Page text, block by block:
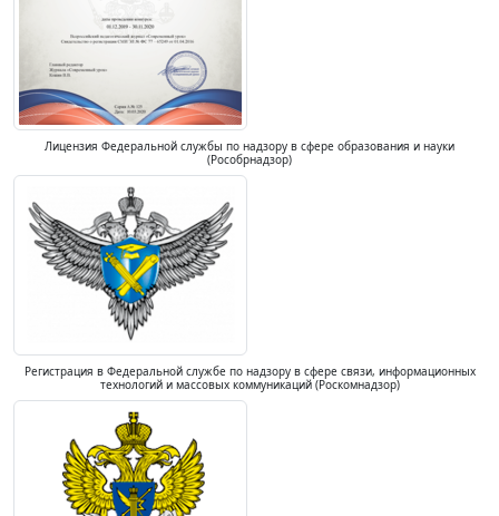
Лицензия Федеральной службы по надзору в сфере образования и науки
(Рособрнадзор)
Регистрация в Федеральной службе по надзору в сфере связи, информационных
технологий и массовых коммуникаций (Роскомнадзор)